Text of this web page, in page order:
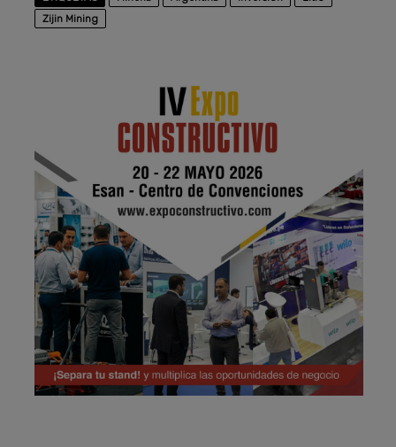
Zijin Mining